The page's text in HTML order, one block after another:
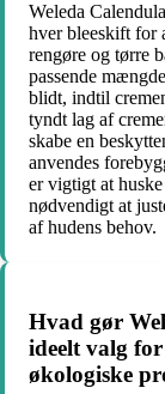
Weleda
hver bleeskift for
rengøre og tørre
passende
blidt, indtil
tyndt lag af
skabe en
anvendes
er vigtigt at
nødvendigt at
af hudens behov.
Hvad gør
ideelt valg
økologiske